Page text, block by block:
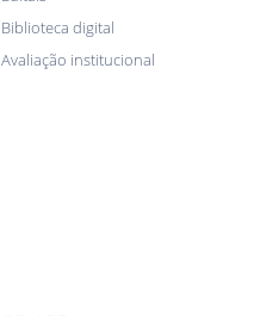
Biblioteca digital
Avaliação institucional